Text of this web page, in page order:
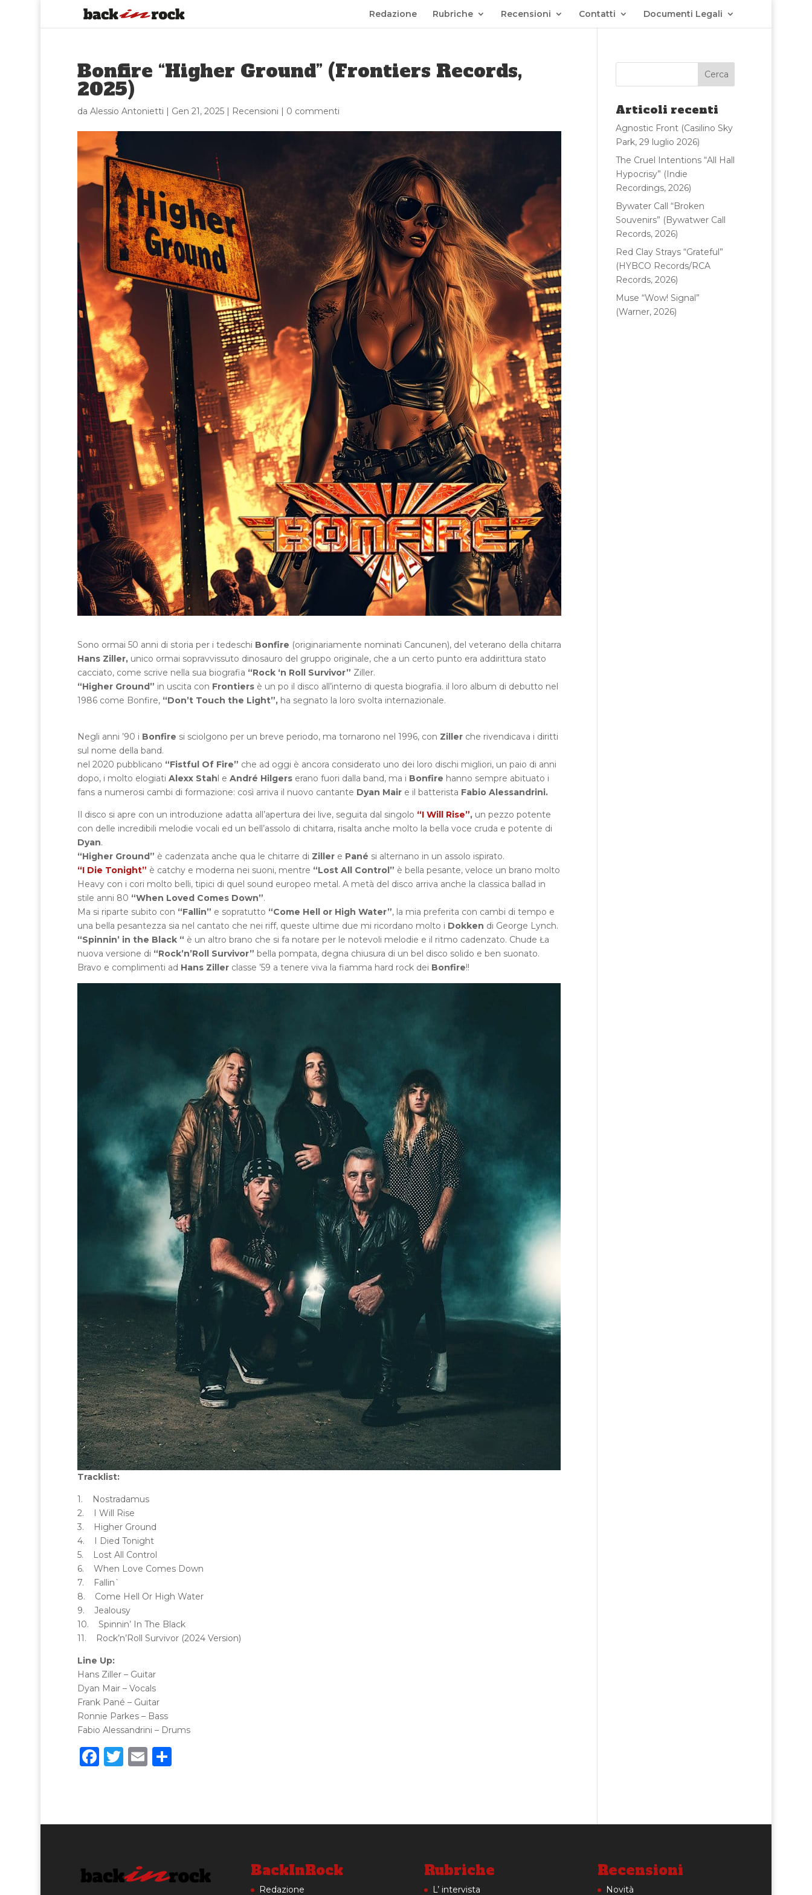
Redazione Rubriche Recensioni Contatti Documenti Legali
Bonfire “Higher Ground” (Frontiers Records,
2025)
da Alessio Antonietti | Gen 21, 2025| Recensioni | 0 commenti
Sono ormai 50 anni di storia per i tedeschi Bonfire (originariamente nominati Cancunen), del veterano della chitarra
Hans Ziller,unico ormai sopravvissuto dinosauro del gruppo originale, che a un certo punto era addirittura stato
cacciato, come scrive nella sua biografia “Rock ‘n Roll Survivor” Ziller.
“Higher Ground” in uscita con Frontiers è un po il disco all’interno di questa biografia. il loro album di debutto nel
1986 come Bonfire,“Don’t Touch the Light”, ha segnato la loro svolta internazionale.
Negli anni ’90 i Bonfire si sciolgono per un breve periodo, ma tornarono nel 1996, con Zillerche rivendicava i diritti
sul nome della band.
nel 2020 pubblicano “Fistful Of Fire” che ad oggi è ancora considerato uno dei loro dischi migliori, un paio di anni
dopo, i molto elogiati Alexx Stahl e André Hilgerserano fuori dalla band, ma i Bonfire hanno sempre abituato i
fans a numerosi cambi di formazione: così arriva il nuovo cantante Dyan Mair e il batterista Fabio Alessandrini.
Il disco si apre con un introduzione adatta all’apertura dei live, seguita dal singolo “I Will Rise”,un pezzo potente
con delle incredibili melodie vocali ed un bell’assolo di chitarra, risalta anche molto la bella voce cruda e potente di
Dyan.
“Higher Ground” è cadenzata anche qua le chitarre di Zillere Pané si alternano in un assolo ispirato.
“I Die Tonight” è catchy e moderna nei suoni, mentre “Lost All Control” è bella pesante, veloce un brano molto
Heavy con i cori molto belli, tipici di quel sound europeo metal. A metà del disco arriva anche la classica ballad in
stile anni 80 “When Loved Comes Down”.
Ma si riparte subito con “Fallin” e sopratutto “Come Hell or High Water”, la mia preferita con cambi di tempo e
una bella pesantezza sia nel cantato che nei riff, queste ultime due mi ricordano molto i Dokken di George Lynch.
“Spinnin’ in the Black “ è un altro brano che si fa notare per le notevoli melodie e il ritmo cadenzato. Chude Ła
nuova versione di “Rock’n’Roll Survivor” bella pompata, degna chiusura di un bel disco solido e ben suonato.
Bravo e complimenti ad Hans Zillerclasse ’59 a tenere viva la fiamma hard rock dei Bonfire!!
Tracklist:
1. Nostradamus
2. I Will Rise
3. Higher Ground
4. I Died Tonight
5. Lost All Control
6. When Love Comes Down
7. Fallin`
8. Come Hell Or High Water
9. Jealousy
10. Spinnin’ In The Black
11. Rock’n’Roll Survivor (2024 Version)
Line Up:
Hans Ziller – Guitar
Dyan Mair – Vocals
Frank Pané – Guitar
Ronnie Parkes – Bass
Fabio Alessandrini – Drums
F
o
T E C
Articoli recenti
Agnostic Front (Casilino Sky
Park, 29 luglio 2026)
The Cruel Intentions “All Hall
Hypocrisy” (Indie
Recordings, 2026)
Bywater Call “Broken
Souvenirs” (Bywatwer Call
Records, 2026)
Red Clay Strays “Grateful”
(HYBCO Records/RCA
Records, 2026)
Muse “Wow! Signal”
(Warner, 2026)
BackInRock
Redazione
Rubriche
L’ intervista
Recensioni
Novità